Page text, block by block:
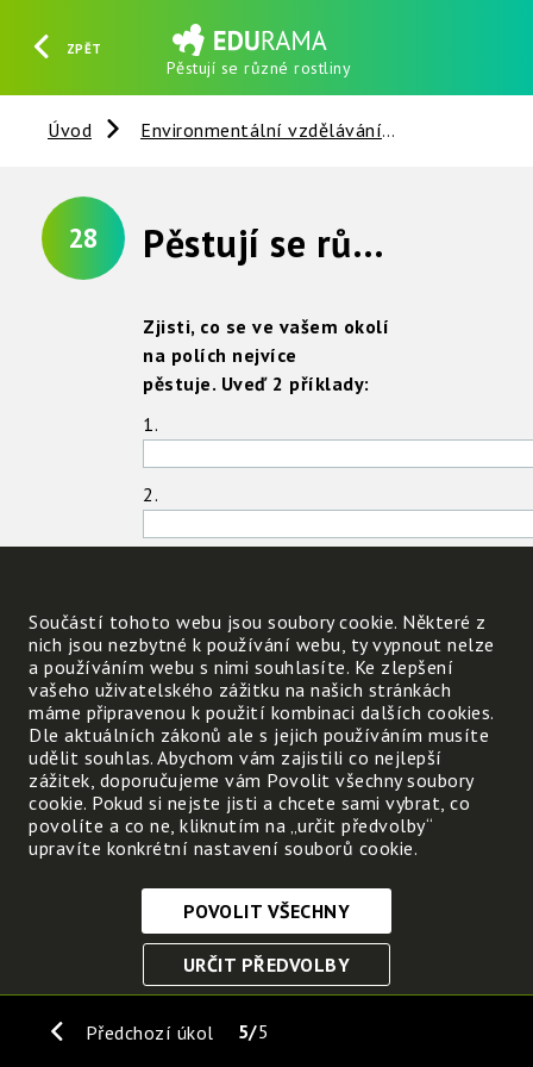
ZPĚT
Pěstují se různé rostliny
HLEDAT REGISTROVAT PŘIHLÁSIT SE
Úvod Environmentální vzdělávání
28 Pěstují se různé rostliny
Zjisti, co se ve vašem okolí
na polích nejvíce
pěstuje. Uveď 2 příklady:
1.
2.
Nahrát
Proč se tyto rostliny
pěstují?
1. rostlina:
2. rostlina:
Předchozí úkol 5 5
Součástí tohoto webu jsou soubory cookie. Některé z
nich jsou nezbytné k používání webu, ty vypnout nelze
a používáním webu s nimi souhlasíte. Ke zlepšení
vašeho uživatelského zážitku na našich stránkách
máme připravenou k použití kombinaci dalších cookies.
Dle aktuálních zákonů ale s jejich používáním musíte
udělit souhlas. Abychom vám zajistili co nejlepší
zážitek, doporučujeme vám Povolit všechny soubory
cookie. Pokud si nejste jisti a chcete sami vybrat, co
povolíte a co ne, kliknutím na „určit předvolby“
upravíte konkrétní nastavení souborů cookie.
Nezbytně nutné cookies
Tyto soubory cookie jsou nezbytné, abyste se mohli
funkce. Bez těchto cookies by webové stránky
POVOLIT VŠECHNY
URČIT PŘEDVOLBY